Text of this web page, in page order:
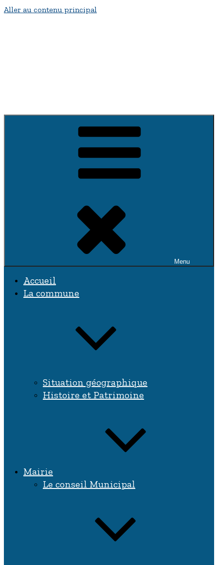
Aller au contenu principal
Menu
Accueil
La commune
Situation géographique
Histoire et Patrimoine
Mairie
Le conseil Municipal